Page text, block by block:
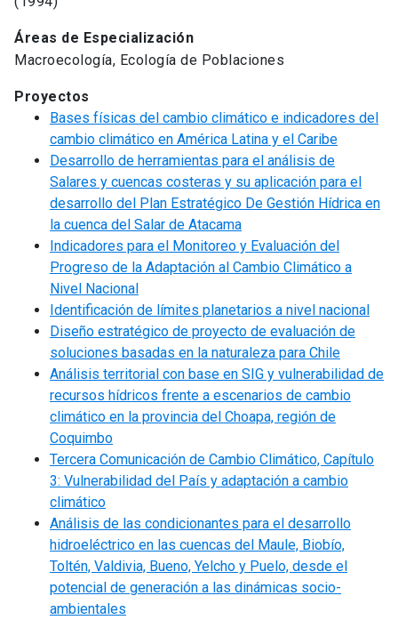
Áreas de Especialización
Macroecología, Ecología de Poblaciones
Proyectos
Bases físicas del cambio climático e indicadores del
cambio climático en América Latina y el Caribe
Desarrollo de herramientas para el análisis de
Salares y cuencas costeras y su aplicación para el
desarrollo del Plan Estratégico De Gestión Hídrica en
la cuenca del Salar de Atacama
Indicadores para el Monitoreo y Evaluación del
Progreso de la Adaptación al Cambio Climático a
Nivel Nacional
Identificación de límites planetarios a nivel nacional
Diseño estratégico de proyecto de evaluación de
soluciones basadas en la naturaleza para Chile
Análisis territorial con base en SIG y vulnerabilidad de
recursos hídricos frente a escenarios de cambio
climático en la provincia del Choapa, región de
Coquimbo
Tercera Comunicación de Cambio Climático, Capítulo
3: Vulnerabilidad del País y adaptación a cambio
climático
Análisis de las condicionantes para el desarrollo
hidroeléctrico en las cuencas del Maule, Biobío,
Toltén, Valdivia, Bueno, Yelcho y Puelo, desde el
potencial de generación a las dinámicas socio-
ambientales